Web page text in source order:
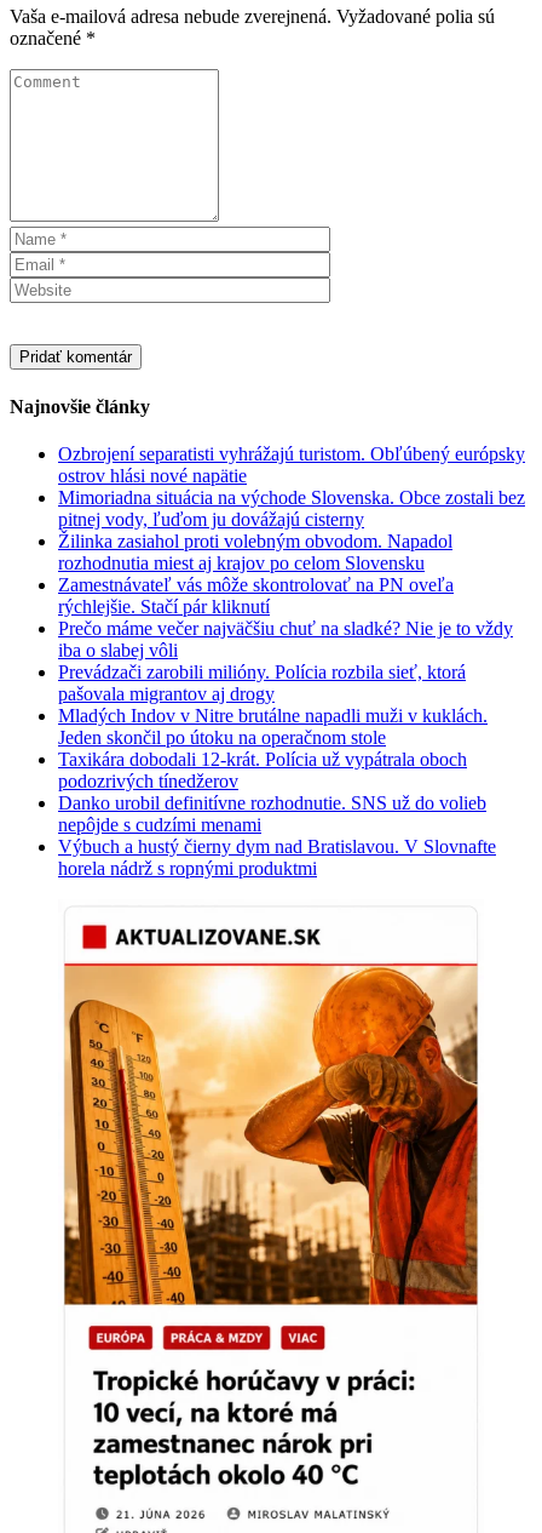
Vaša e-mailová adresa nebude zverejnená. Vyžadované polia sú
označené *
Najnovšie články
Ozbrojení separatisti vyhrážajú turistom. Obľúbený európsky
ostrov hlási nové napätie
Mimoriadna situácia na východe Slovenska. Obce zostali bez
pitnej vody, ľuďom ju dovážajú cisterny
Žilinka zasiahol proti volebným obvodom. Napadol
rozhodnutia miest aj krajov po celom Slovensku
Zamestnávateľ vás môže skontrolovať na PN oveľa
rýchlejšie. Stačí pár kliknutí
Prečo máme večer najväčšiu chuť na sladké? Nie je to vždy
iba o slabej vôli
Prevádzači zarobili milióny. Polícia rozbila sieť, ktorá
pašovala migrantov aj drogy
Mladých Indov v Nitre brutálne napadli muži v kuklách.
Jeden skončil po útoku na operačnom stole
Taxikára dobodali 12-krát. Polícia už vypátrala oboch
podozrivých tínedžerov
Danko urobil definitívne rozhodnutie. SNS už do volieb
nepôjde s cudzími menami
Výbuch a hustý čierny dym nad Bratislavou. V Slovnafte
horela nádrž s ropnými produktmi